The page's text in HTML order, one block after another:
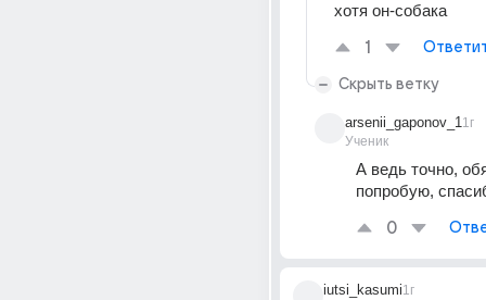
хотя он-собака
1
Скрыть ветку
arsenii_gaponov_1
Ученик
1г
А ведь точно,
попробую,
0
iutsi_kasumi1г